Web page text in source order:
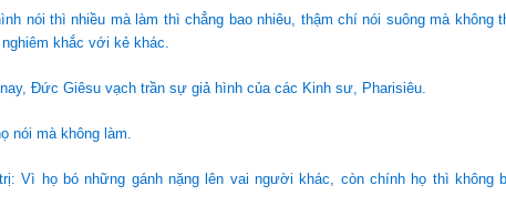
nói thì nhiều mà làm thì chẳng bao nhiêu, thậm chí nói suông mà không
khắc với kẻ khác.
Đức Giêsu vạch trần sự giả hình của các Kinh sư, Pharisiêu.
nói mà không làm.
Vì họ bó những gánh nặng lên vai người khác, còn chính họ thì không